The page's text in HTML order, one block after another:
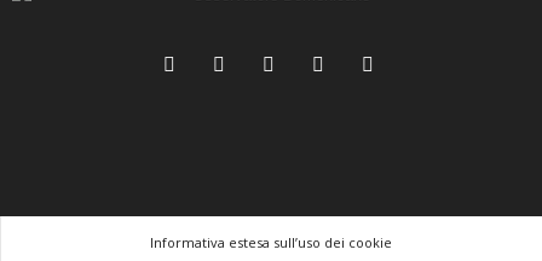
Informativa estesa sull’uso dei cookie